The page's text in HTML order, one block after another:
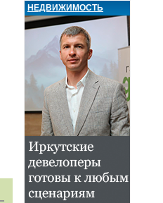
НЕДВИЖИМОСТЬ